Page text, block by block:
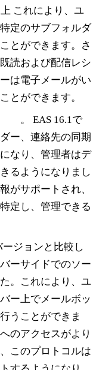
これにより、ユ
定のサブフォルダ
とができます。さ
読および配信レシ
は電子メールがい
とができます。
。 EAS 16.1で
ー、連絡先の同期
なり、管理者はデ
るようになりまし
がサポートされ、
定し、管理できる
ジョンと比較し
ーサイドでのソー
。これにより、ユ
ー上でメールボッ
うことができま
のアクセスがより
このプロトコルは